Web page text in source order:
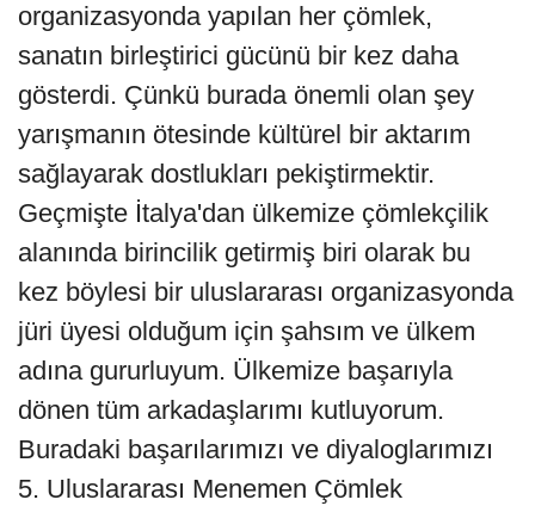
organizasyonda yapılan her çömlek,
sanatın birleştirici gücünü bir kez daha
gösterdi. Çünkü burada önemli olan şey
yarışmanın ötesinde kültürel bir aktarım
sağlayarak dostlukları pekiştirmektir.
Geçmişte İtalya'dan ülkemize çömlekçilik
alanında birincilik getirmiş biri olarak bu
kez böylesi bir uluslararası organizasyonda
jüri üyesi olduğum için şahsım ve ülkem
adına gururluyum. Ülkemize başarıyla
dönen tüm arkadaşlarımı kutluyorum.
Buradaki başarılarımızı ve diyaloglarımızı
5. Uluslararası Menemen Çömlek